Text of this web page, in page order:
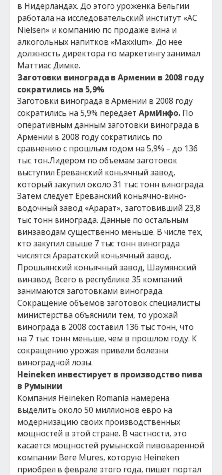
в Нидерландах. До этого уроженка Бельгии
работала на исследовательский институт «AC
Nielsen» и компанию по продаже вина и
алкогольных напитков «Maxxium». До нее
должность директора по маркетингу занимал
Маттиас Димке.
Заготовки винограда в Армении в 2008 году
сократились на 5,9%
Заготовки винограда в Армении в 2008 году
сократились на 5,9% передает АрмИнфо. По
оперативным данным заготовки винограда в
Армении в 2008 году сократились по
сравнению с прошлым годом на 5,9% – до 136
тыс тон.Лидером по объемам заготовок
выступил Ереванский коньячный завод,
который закупил около 31 тыс тонн винограда.
Затем следует Ереванский коньячно-вино-
водочный завод «Арарат», заготовивший 23,8
тыс тонн винограда. Данные по остальным
винзаводам существенно меньше. В числе тех,
кто закупил свыше 7 тыс тонн винограда
числятся Араратский коньячный завод,
Прошьянский коньячный завод, Шаумянский
винзвод. Всего в республике 35 компаний
занимаются заготовками винограда.
Сокращение объемов заготовок специалисты
министерства объяснили тем, то урожай
винограда в 2008 составил 136 тыс тонн, что
на 7 тыс тонн меньше, чем в прошлом году. К
сокращению урожая привели болезни
виноградной лозы.
Heineken инвестирует в производство пива
в Румынии
Компания Heineken Romania намерена
выделить около 50 миллионов евро на
модернизацию своих производственных
мощностей в этой стране. В частности, это
касается мощностей румынской пивоваренной
компании Bere Mures, которую Heineken
приобрел в феврале этого года, пишет портал